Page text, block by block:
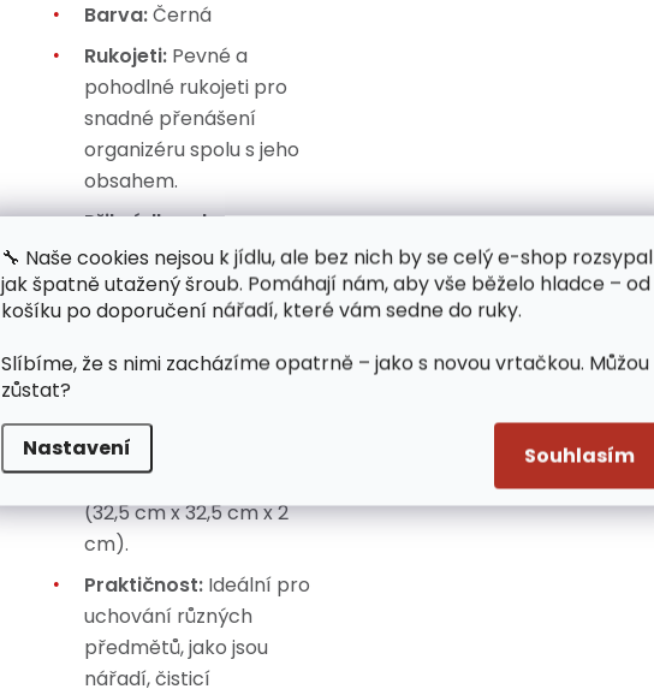
🔧 Naše cookies nejsou k jídlu, ale bez nich by se celý e-shop rozsypal
jak špatně utažený šroub. Pomáhají nám, aby vše běželo hladce – od
košíku po doporučení nářadí, které vám sedne do ruky.
Slíbíme, že s nimi zacházíme opatrně – jako s novou vrtačkou. Můžou
zůstat?
Nastavení Souhlasím
Barva:Černá
Rukojeti: Pevné a
pohodlné rukojeti pro
snadné přenášení
organizéru spolu s jeho
obsahem.
Přihrádky a kapsy:
Organizér má tři velké
komory a čtyři praktické
kapsy pro lepší
složení organizéru, který
ve složeném stavu
nezabere mnoho místa
(32,5 cm x 32,5 cm x 2
cm).
Praktičnost: Ideální pro
uchování různých
předmětů, jako jsou
nářadí, čisticí